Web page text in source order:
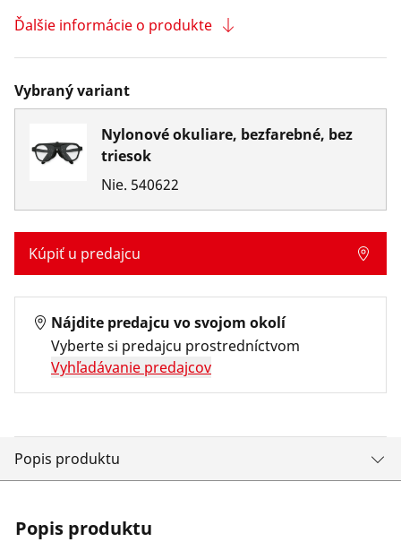
Ďalšie informácie o produkte
Vybraný variant
Nylonové okuliare, bezfarebné, bez
triesok
Nie. 540622
Kúpiť u predajcu
Nájdite predajcu vo svojom okolí
Vyberte si predajcu prostredníctvom
Vyhľadávanie predajcov
Popis produktu
Popis produktu